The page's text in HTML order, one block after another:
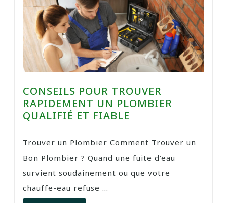
CONSEILS POUR TROUVER
RAPIDEMENT UN PLOMBIER
QUALIFIÉ ET FIABLE
Trouver un Plombier Comment Trouver un
Bon Plombier ? Quand une fuite d’eau
survient soudainement ou que votre
chauffe-eau refuse ...